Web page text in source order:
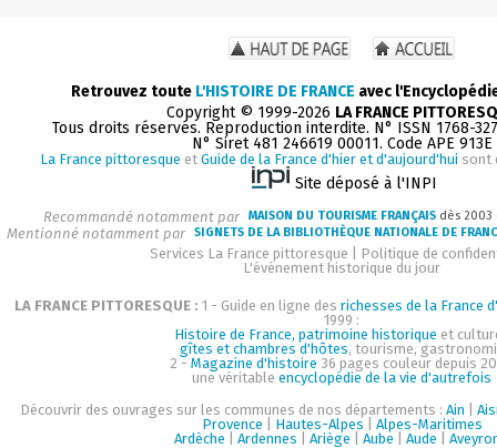
Retrouvez toute L'HISTOIRE DE FRANCE avec
Copyright © 1999-2026 LA FRANCE
Tous droits réservés. Reproduction interdite. N° ISSN 1768-
N° Siret 481 246619 00011. Code APE 913E
La France pittoresque et Guide de la France d'hier et d'aujourd'hui sont
Site déposé à l'INPI
Recommandé notamment par MAISON DU TOURISME FRANÇAIS dès
Mentionné notamment par SIGNETS DE LA BIBLIOTHÈQUE NATIONALE DE
Services La France pittoresque
Politique de
L'événement historique du jour
LA FRANCE PITTORESQUE : 1 - Guide en ligne des richesses de la France
1999 :
Histoire de France, patrimoine historique et
gîtes et chambres d'hôtes, tourisme,
2 - Magazine d'histoire 36 pages couleur depuis
une véritable encyclopédie de la vie d'autrefois
Découvrir des ouvrages sur les communes de nos départements : Ain
Provence
Hautes-Alpes
Alpes-Maritimes
Ardèche
Ardennes Ariège Aube Aude